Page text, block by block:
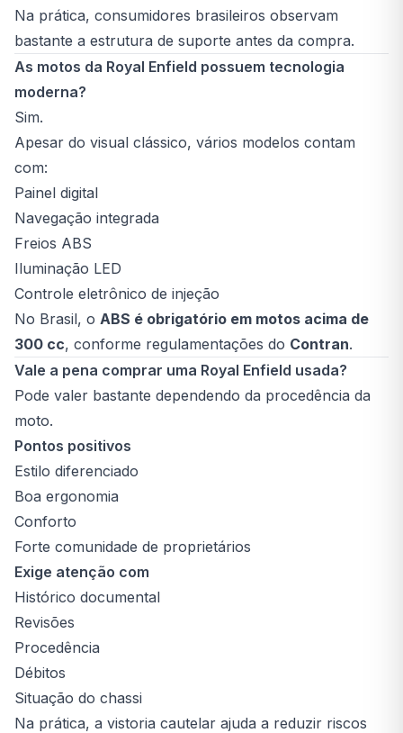
Na prática, consumidores brasileiros observam
bastante a estrutura de suporte antes da compra.
As motos da Royal Enfield possuem tecnologia
moderna?
Sim.
Apesar do visual clássico, vários modelos contam
com:
Painel digital
Navegação integrada
Freios ABS
Iluminação LED
Controle eletrônico de injeção
No Brasil, o ABS é obrigatório em motos acima de
300 cc, conforme regulamentações do Contran.
Vale a pena comprar uma Royal Enfield usada?
Pode valer bastante dependendo da procedência da
moto.
Pontos positivos
Estilo diferenciado
Boa ergonomia
Conforto
Forte comunidade de proprietários
Exige atenção com
Histórico documental
Revisões
Procedência
Débitos
Situação do chassi
Na prática, a vistoria cautelar ajuda a reduzir riscos